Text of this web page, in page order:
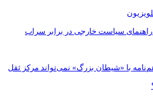
راهنمای سیاست خارجی در برابر سراب
با «شیطان بزرگ» نمی‌تواند مرکز ثقل